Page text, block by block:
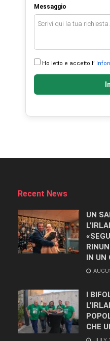
Messaggio
Ho letto e accetto l’
Recent News
UN
IN UN
I
CHE